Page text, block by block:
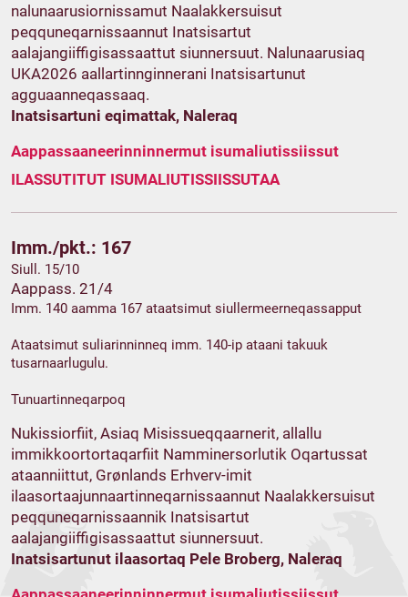
nalunaarusiornissamut Naalakkersuisut
peqquneqarnissaannut Inatsisartut
aalajangiiffigisassaattut siunnersuut. Nalunaarusiaq
UKA2026 aallartinnginnerani Inatsisartunut
agguaanneqassaaq.
Inatsisartuni eqimattak, Naleraq
Aappassaaneerinninnermut isumaliutissiissut
ILASSUTITUT ISUMALIUTISSIISSUTAA
Imm./pkt.: 167
Siull. 15/10
Aappass. 21/4
Imm. 140 aamma 167 ataatsimut siullermeerneqassapput
Ataatsimut suliarinninneq imm. 140-ip ataani takuuk
tusarnaarlugulu.
Tunuartinneqarpoq
Nukissiorfiit, Asiaq Misissueqqaarnerit, allallu
immikkoortortaqarfiit Namminersorlutik Oqartussat
ataanniittut, Grønlands Erhverv-imit
ilaasortaajunnaartinneqarnissaannut Naalakkersuisut
peqquneqarnissaannik Inatsisartut
aalajangiiffigisassaattut siunnersuut.
Inatsisartunut ilaasortaq Pele Broberg, Naleraq